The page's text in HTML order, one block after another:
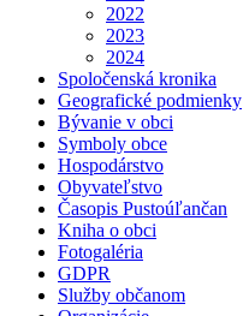
2022
2023
2024
Spoločenská kronika
Geografické podmienky
Bývanie v obci
Symboly obce
Hospodárstvo
Obyvateľstvo
Časopis Pustoúľančan
Kniha o obci
Fotogaléria
GDPR
Služby občanom